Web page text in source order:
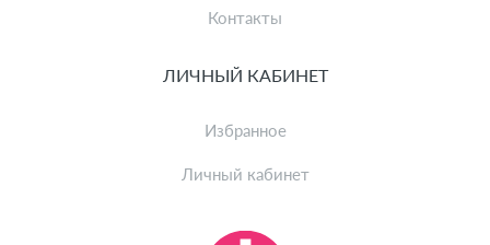
Контакты
ЛИЧНЫЙ КАБИНЕТ
Избранное
Личный кабинет